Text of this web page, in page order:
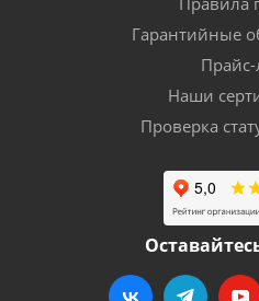
Гарантийные
Прайс-
Наши
Проверка